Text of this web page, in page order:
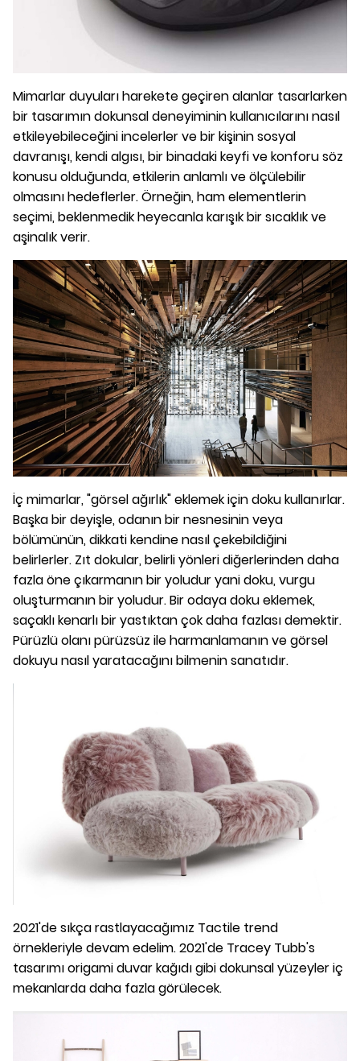
Mimarlar duyuları harekete geçiren alanlar tasarlarken
bir tasarımın dokunsal deneyiminin kullanıcılarını nasıl
etkileyebileceğini incelerler ve bir kişinin sosyal
davranışı, kendi algısı, bir binadaki keyfi ve konforu söz
konusu olduğunda, etkilerin anlamlı ve ölçülebilir
olmasını hedeflerler. Örneğin, ham elementlerin
seçimi, beklenmedik heyecanla karışık bir sıcaklık ve
aşinalık verir.
İç mimarlar, "görsel ağırlık" eklemek için doku kullanırlar.
Başka bir deyişle, odanın bir nesnesinin veya
bölümünün, dikkati kendine nasıl çekebildiğini
belirlerler. Zıt dokular, belirli yönleri diğerlerinden daha
fazla öne çıkarmanın bir yoludur yani doku, vurgu
oluşturmanın bir yoludur. Bir odaya doku eklemek,
saçaklı kenarlı bir yastıktan çok daha fazlası demektir.
Pürüzlü olanı pürüzsüz ile harmanlamanın ve görsel
dokuyu nasıl yaratacağını bilmenin sanatıdır.
2021'de sıkça rastlayacağımız Tactile trend
örnekleriyle devam edelim. 2021'de Tracey Tubb's
tasarımı origami duvar kağıdı gibi dokunsal yüzeyler iç
mekanlarda daha fazla görülecek.